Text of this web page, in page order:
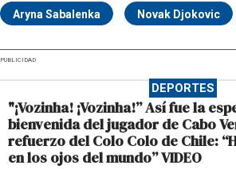
Aryna Sabalenka Novak Djokovic
PUBLICIDAD
DEPORTES
"¡Vozinha! ¡Vozinha!” Así fue la
bienvenida del jugador de Cabo
refuerzo del Colo Colo de Chile:
en los ojos del mundo” VIDEO